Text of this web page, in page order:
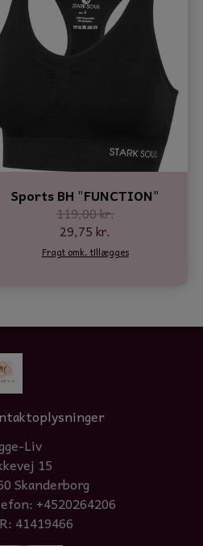
Sports BH "FUNCTION"
119,00 kr.
29,75 kr.
Fragt omk. tillægges
Liv
15
Skanderborg
+4520264206
41419466